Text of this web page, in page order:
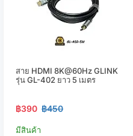
สาย HDMI 8K@60Hz GLINK
รุ่น GL-402 ยาว 5 เมตร
฿390 ฿450
มีสินค้า